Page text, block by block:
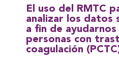
El uso del RMTC
analizar los datos
a fin de
personas con
coagulación